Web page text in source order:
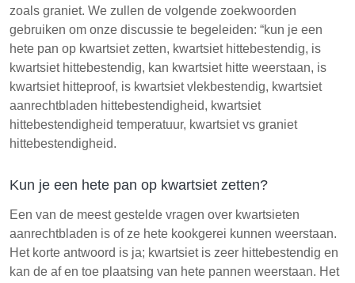
zoals graniet. We zullen de volgende zoekwoorden
gebruiken om onze discussie te begeleiden: “kun je een
hete pan op kwartsiet zetten, kwartsiet hittebestendig, is
kwartsiet hittebestendig, kan kwartsiet hitte weerstaan, is
kwartsiet hitteproof, is kwartsiet vlekbestendig, kwartsiet
aanrechtbladen hittebestendigheid, kwartsiet
hittebestendigheid temperatuur, kwartsiet vs graniet
hittebestendigheid.
Kun je een hete pan op kwartsiet zetten?
Een van de meest gestelde vragen over kwartsieten
aanrechtbladen is of ze hete kookgerei kunnen weerstaan.
Het korte antwoord is ja; kwartsiet is zeer hittebestendig en
kan de af en toe plaatsing van hete pannen weerstaan. Het